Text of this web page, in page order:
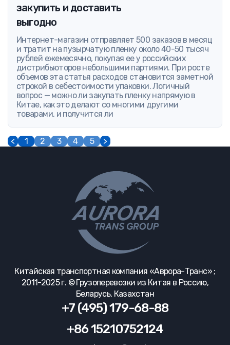
закупить и доставить
выгодно
Интернет-магазин отправляет 500 заказов в месяц
и тратит на пузырчатую пленку около 40-50 тысяч
рублей ежемесячно, покупая ее у российских
дистрибьюторов небольшими партиями. При росте
объемов эта статья расходов становится заметной
строкой в себестоимости упаковки. Логичный
вопрос — можно ли закупать пленку напрямую в
Китае, как это делают со многими другими
товарами, и получится ли
< 1 2 3 4 5 >
Китайская транспортная компания «Аврора-Транс» ;
2011-2025 г. © Грузоперевозки из Китая в Россию,
Беларусь, Казахстан
+7 (495) 179-68-88
+86 15210752124